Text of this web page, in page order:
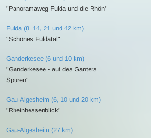
"Panoramaweg Fulda und die Rhön"
Fulda (8, 14, 21 und 42 km)
"Schönes Fuldatal"
Ganderkesee (6 und 10 km)
"Ganderkesee - auf des Ganters
Spuren"
Gau-Algesheim (6, 10 und 20 km)
"Rheinhessenblick"
Gau-Algesheim (27 km)